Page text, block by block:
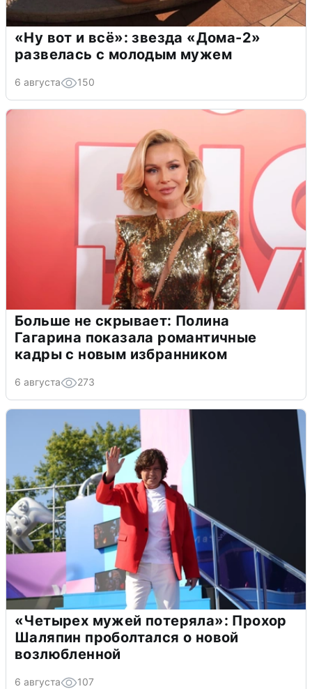
«Ну вот и всё»: звезда «Дома-2»
развелась с молодым мужем
6 августа 150
Больше не скрывает: Полина
Гагарина показала романтичные
кадры с новым избранником
6 августа 273
«Четырех мужей потеряла»: Прохор
Шаляпин проболтался о новой
возлюбленной
6 августа 107